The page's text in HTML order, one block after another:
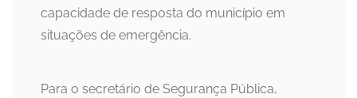
capacidade de resposta do município em
situações de emergência.
Para o secretário de Segurança Pública,